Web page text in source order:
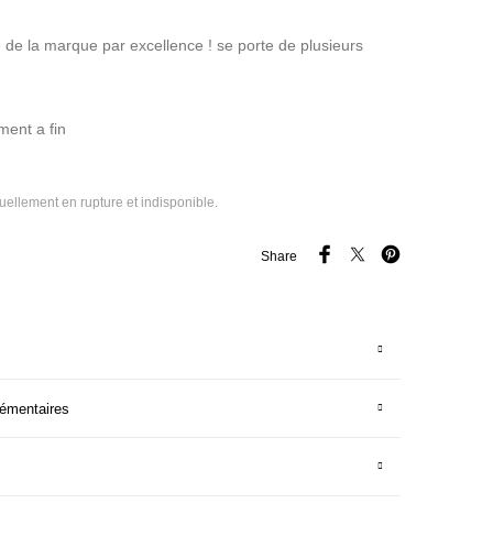
de la marque par excellence ! se porte de plusieurs
a fin
en rupture et indisponible.
Share